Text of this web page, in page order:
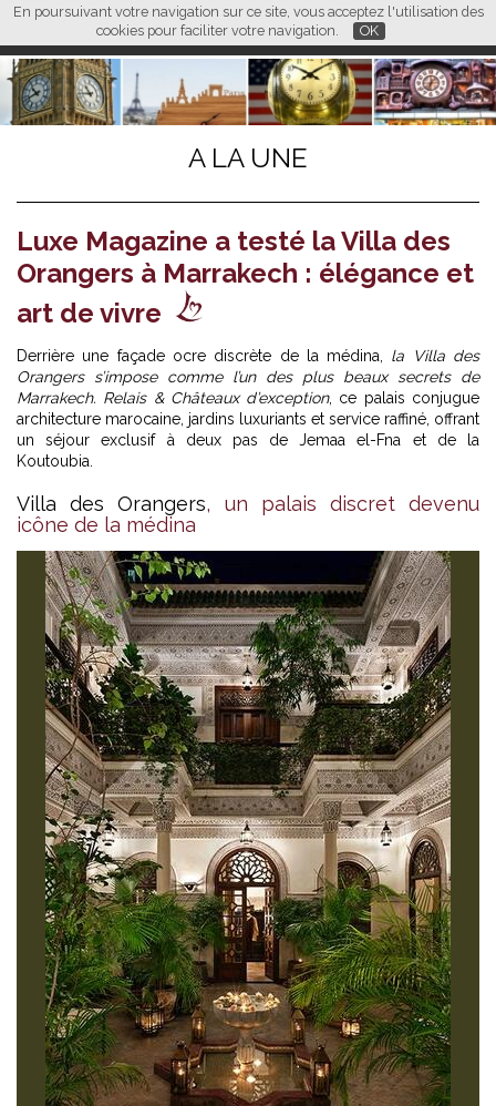
En poursuivant votre navigation sur ce site, vous acceptez l'utilisation des
cookies pour faciliter votre navigation.
OK
FR EN CN
L M
A LA UNE
Luxe Magazine a testé la Villa des
Orangers à Marrakech : élégance et
art de vivre
Derrière une façade ocre discrète de la médina,
la Villa des
Orangers s’impose comme l’un des plus beaux secrets de
Marrakech. Relais & Châteaux d’exception, ce palais conjugue
architecture marocaine, jardins luxuriants et service raffiné, offrant
un séjour exclusif à deux pas de Jemaa el-Fna et de la
Koutoubia.
Villa des Orangers, un palais discret devenu
icône de la médina